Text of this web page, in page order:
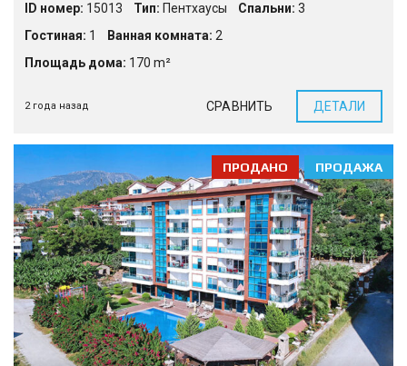
ID номер: 15013 Тип: Пентхаусы Спальни: 3
Гостиная: 1 Ванная комната: 2
Площадь дома: 170 m²
2 года назад СРАВНИТЬ ДЕТАЛИ
ПРОДАЖА
ПРОДАНО